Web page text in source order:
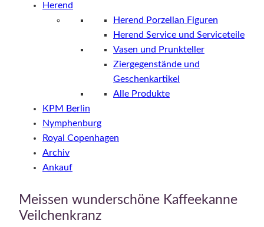
Herend
Herend Porzellan Figuren
Herend Service und Serviceteile
Vasen und Prunkteller
Ziergegenstände und
Geschenkartikel
Alle Produkte
KPM Berlin
Nymphenburg
Royal Copenhagen
Archiv
Ankauf
Meissen wunderschöne Kaffeekanne
Veilchenkranz